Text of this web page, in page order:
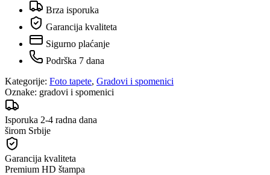
Brza isporuka
Garancija kvaliteta
Sigurno plaćanje
Podrška 7 dana
Kategorije: Foto tapete, Gradovi i spomenici
Oznake: gradovi i spomenici
Isporuka 2-4 radna dana
širom Srbije
Garancija kvaliteta
Premium HD štampa